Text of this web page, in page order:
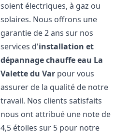
soient électriques, à gaz ou
solaires. Nous offrons une
garantie de 2 ans sur nos
services d'installation et
dépannage chauffe eau La
Valette du Var pour vous
assurer de la qualité de notre
travail. Nos clients satisfaits
nous ont attribué une note de
4,5 étoiles sur 5 pour notre